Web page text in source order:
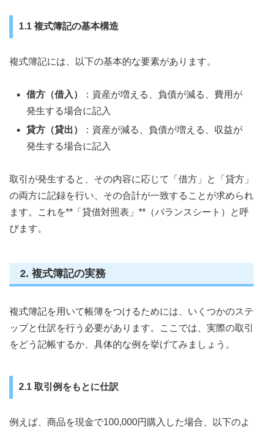
1.1 複式簿記の基本構造
複式簿記には、以下の基本的な要素があります。
借方（借入）
：資産が増える、負債が減る、費用が
発生する場合に記入
貸方（貸出）
：資産が減る、負債が増える、収益が
発生する場合に記入
取引が発生すると、その内容に応じて「借方」と「貸方」
の両方に記録を行い、その合計が一致することが求められ
ます。これを**「貸借対照表」**（バランスシート）と呼
びます。
2. 複式簿記の実務
複式簿記を用いて帳簿をつけるためには、いくつかのステ
ップと仕訳を行う必要があります。ここでは、実際の取引
をどう記帳するか、具体的な例を挙げてみましょう。
2.1 取引例をもとに仕訳
例えば、商品を現金で100,000円購入した場合、以下のよ